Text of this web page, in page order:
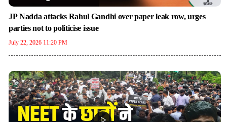
JP Nadda attacks Rahul Gandhi over paper leak row, urges
parties not to politicise issue
July 22, 2026 11:20 PM